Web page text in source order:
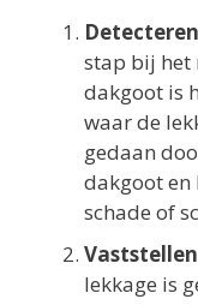
stap bij het
dakgoot is
waar de
gedaan
dakgoot en
schade of
lekkage is